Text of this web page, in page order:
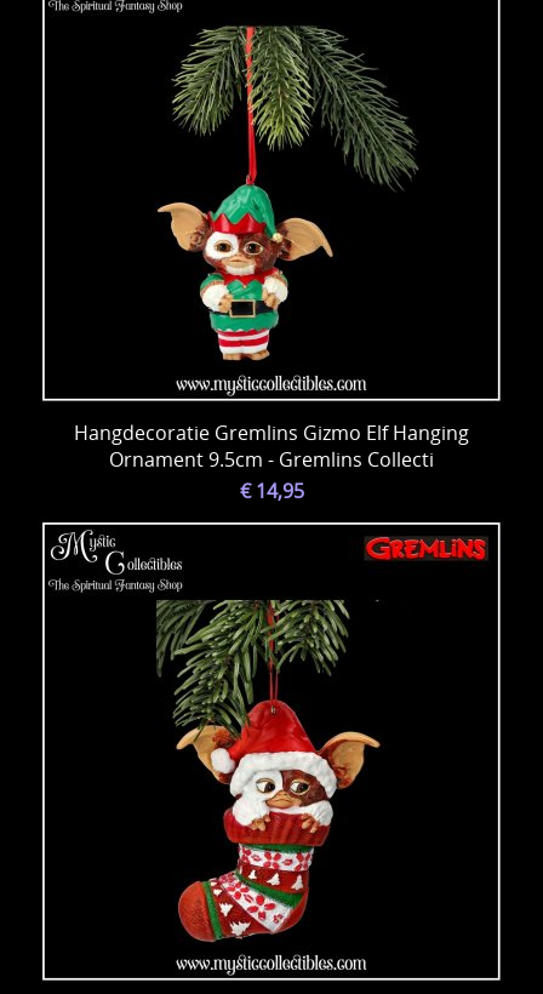
Hangdecoratie Gremlins Gizmo Elf Hanging
Ornament 9.5cm - Gremlins Collecti
€ 14,95